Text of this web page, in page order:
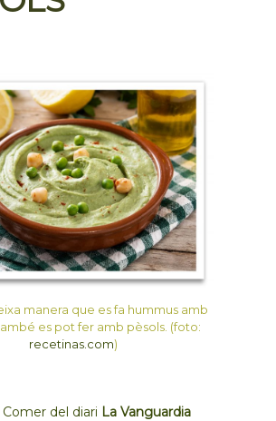
manera que es fa hummus amb
es pot fer amb pèsols. (foto:
recetinas.com)
Comer del diari La Vanguardia